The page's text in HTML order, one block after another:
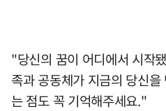
"당신의 꿈이 어디에서 시작
족과 공동체가 지금의 당신
는 점도 꼭 기억해주세요."